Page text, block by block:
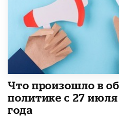
​Что произошло в
политике с 27 июля
года